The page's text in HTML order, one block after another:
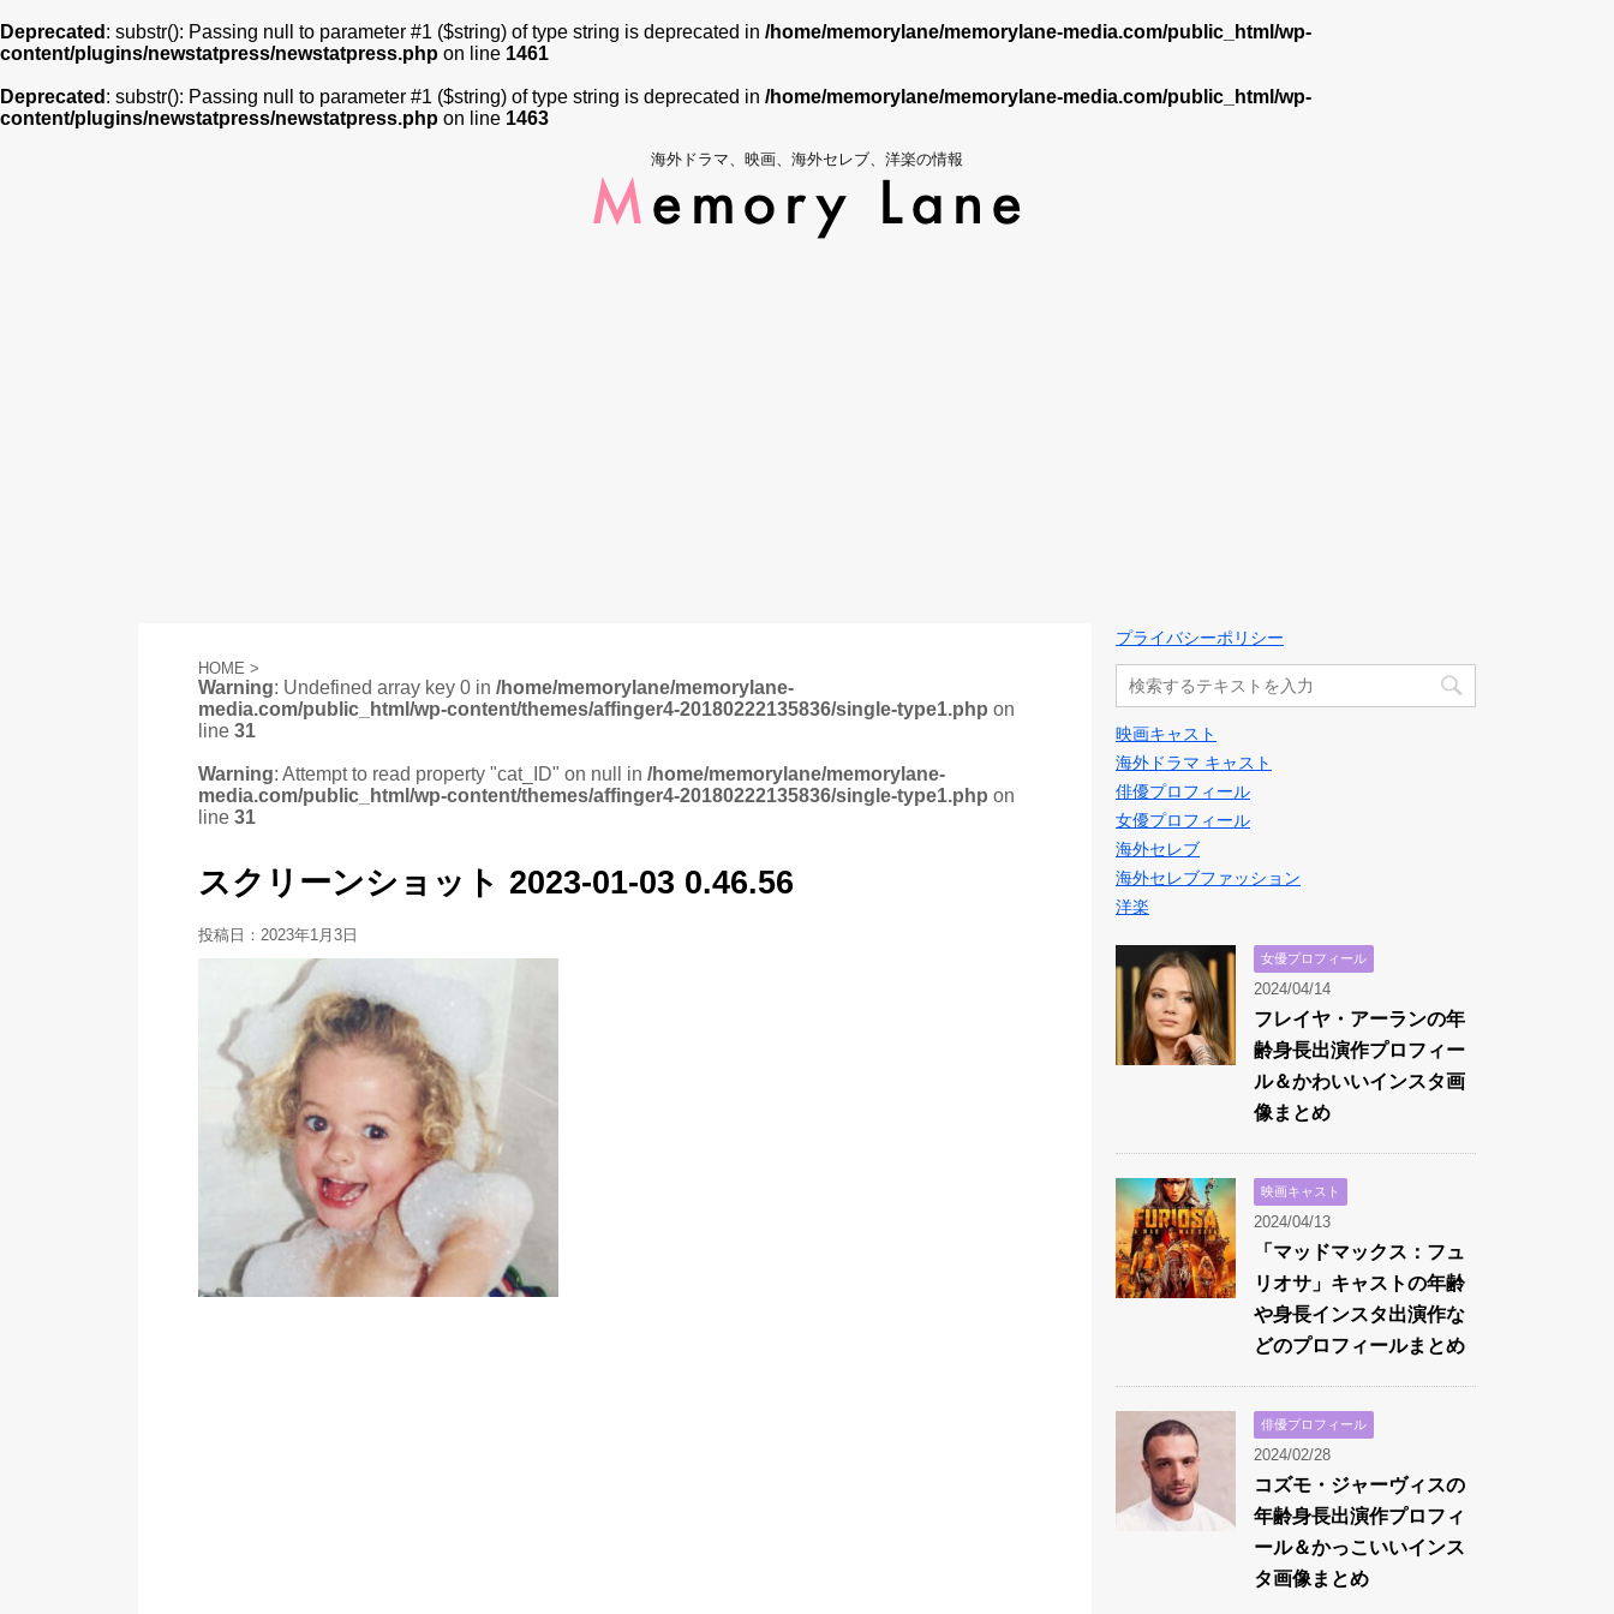
Deprecated : substr(): Passing null to parameter #1 ($string) of type string is deprecated in /home/memorylane/memorylane-media.com/public_html/wp-
content/plugins/newstatpress/newstatpress.php on line 1461
Deprecated : substr(): Passing null to parameter #1 ($string) of type string is deprecated in /home/memorylane/memorylane-media.com/public_html/wp-
content/plugins/newstatpress/newstatpress.php on line 1463
海外ドラマ、映画、海外セレブ、洋楽の情報
HOME >
Warning: Undefined array key 0 in /home/memorylane/memorylane-
media.com/public_html/wp-content/themes/affinger4-20180222135836/single-type1.php on
line 31
Warning: Attempt to read property "cat_ID" on null in /home/memorylane/memorylane-
media.com/public_html/wp-content/themes/affinger4-20180222135836/single-type1.php on
line 31
スクリーンショット 2023-01-03 0.46.56
投稿日： 2023年1月3日
プライバシーポリシー
映画キャスト
海外ドラマ キャスト
俳優プロフィール
女優プロフィール
海外セレブ
海外セレブファッション
洋楽
女優プロフィール
2024/04/14
フレイヤ・アーランの年
齢身長出演作プロフィー
ル＆かわいいインスタ画
像まとめ
映画キャスト
2024/04/13
「マッドマックス：フュ
リオサ」キャストの年齢
や身長インスタ出演作な
どのプロフィールまとめ
俳優プロフィール
2024/02/28
コズモ・ジャーヴィスの
年齢身長出演作プロフィ
ール＆かっこいいインス
タ画像まとめ